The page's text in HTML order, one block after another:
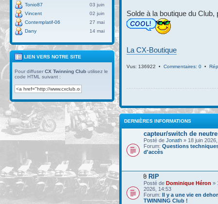
Tonio87
03 juin
Vincent
02 juin
Contemplatif-06
27 mai
Dany
14 mai
LIEN VERS NOTRE SITE
Pour diffuser CX Twinning Club utilisez le
code HTML suivant :
Solde à la boutique du
La CX-Boutique
Vus: 136922 • Commentaires: 0 •
DERNIÈRES INFORMATIONS
capteur/switch de neutre
Posté de Jonath » 18 juin
Forum: Questions
d'accès
RIP
Posté de Dominique Héron »
2026, 14:53
Forum: Il y a une vie en
TWINNING Club !